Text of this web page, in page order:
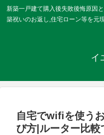
新築一戸建て購入後失敗後悔原因
築祝いのお返し,住宅ローン等を元
イ
自宅でwifiを使う
び方|ルーター比較